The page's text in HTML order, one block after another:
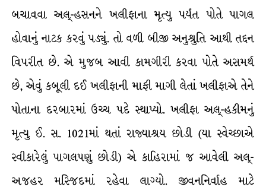
બચાવવા અલ્-હસનને ખલીફાના મૃત્યુ પર્યંત પોતે પાગલ
હોવાનું નાટક કરવું પડ્યું. તો વળી બીજી અનુશ્રુતિ આથી તદ્દન
વિપરીત છે. એ મુજબ આવી કામગીરી કરવા પોતે અસમર્થ
છે, એવું કબૂલી દઈ ખલીફાની માફી માગી લેતાં ખલીફાએ તેને
પોતાના દરબારમાં ઉચ્ચ પદે સ્થાપ્યો. ખલીફા અલ્-હકીમનું
મૃત્યુ ઈ. સ. 1021માં થતાં રાજ્યાશ્રય છોડી (યા સ્વેચ્છાએ
સ્વીકારેલું પાગલપણું છોડી) એ કાહિરામાં જ આવેલી અલ્-
અજહર મસ્જિદમાં રહેવા લાગ્યો. જીવનનિર્વાહ માટે